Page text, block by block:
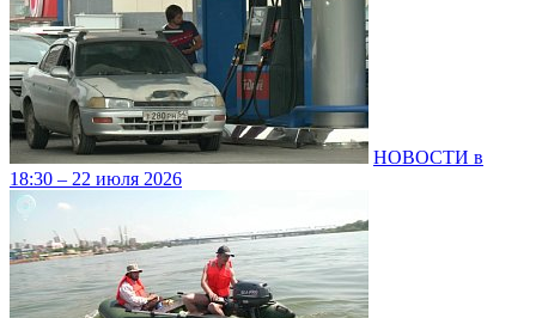
НОВОСТИ в
18:30 – 22 июля 2026